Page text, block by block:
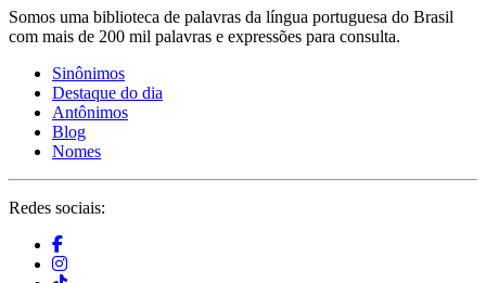
Somos uma biblioteca de palavras da língua portuguesa do Brasil
com mais de 200 mil palavras e expressões para consulta.
Sinônimos
Destaque do dia
Antônimos
Blog
Nomes
Redes sociais: